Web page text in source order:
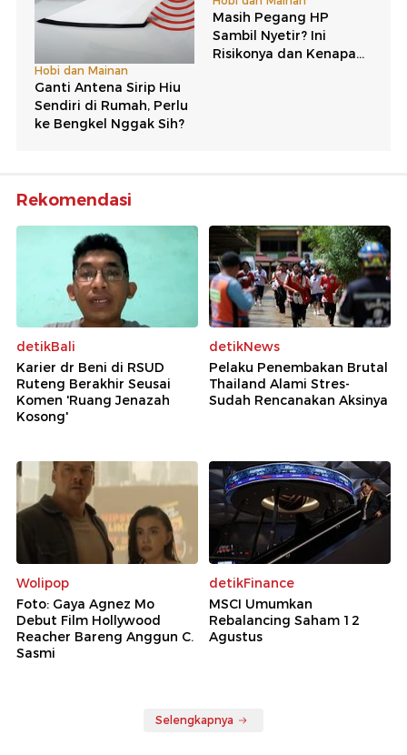
Rekomendasi
detikBali
Karier dr Beni di RSUD
Ruteng Berakhir Seusai
Komen 'Ruang Jenazah
Kosong'
detikNews
Pelaku Penembakan Brutal
Thailand Alami Stres-
Sudah Rencanakan Aksinya
Wolipop
Foto: Gaya Agnez Mo
Debut Film Hollywood
Reacher Bareng Anggun C.
Sasmi
detikFinance
MSCI Umumkan
Rebalancing Saham 12
Agustus
Selengkapnya